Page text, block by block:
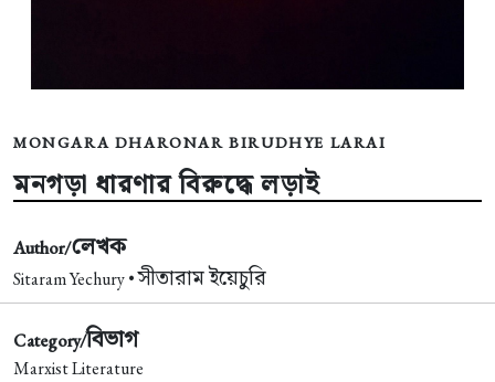
MONGARA DHARONAR BIRUDHYE LARAI
মনগড়া ধারণার বিরুদ্ধে লড়াই
Author/লেখক
Sitaram Yechury •সীতারাম ইয়েচুরি
Category/বিভাগ
Marxist Literature